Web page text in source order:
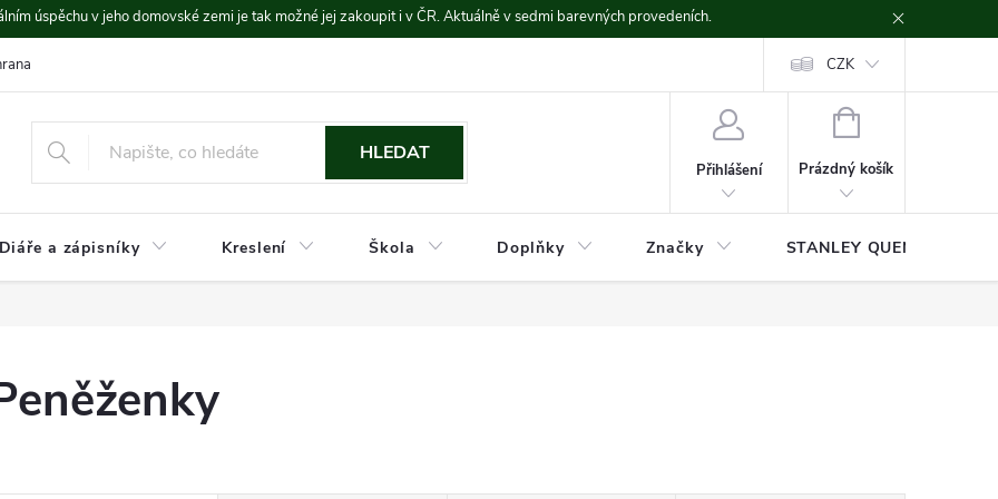
úspěchu v jeho domovské zemi je tak možné jej zakoupit i v ČR. Aktuálně v sedmi barevných provedeních.
údajů CZK
HLEDAT
Přihlášení
NÁKUPNÍ
Prázdný košík
Diáře a zápisníky Kreslení Škola Doplňky Značky STANLEY QUENCHER